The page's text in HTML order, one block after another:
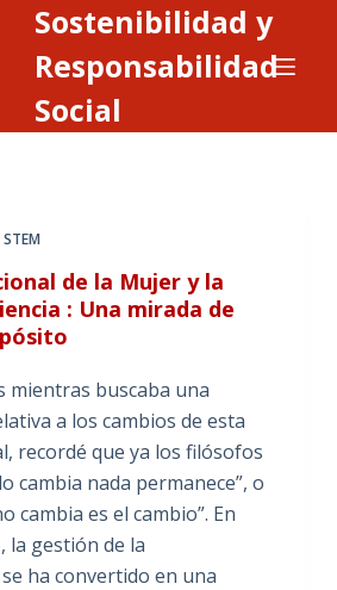
Sostenibilidad y
Responsabilidad
Social
STEM
de la Mujer y la
: Una mirada de
mientras buscaba una
a los cambios de esta
recordé que ya los filósofos
cambia nada permanece”, o
cambia es el cambio”. En
la gestión de la
ha convertido en una